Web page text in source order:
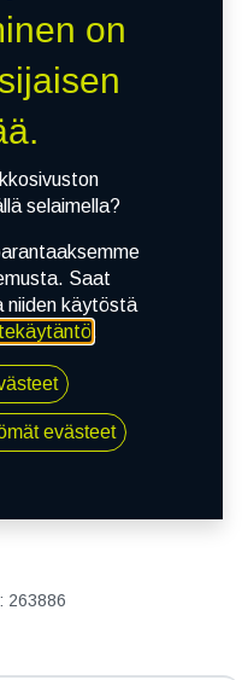
BATTLAX BT-016
263886
on
selaimella?
Saat
niiden käytöstä
.
evästeet